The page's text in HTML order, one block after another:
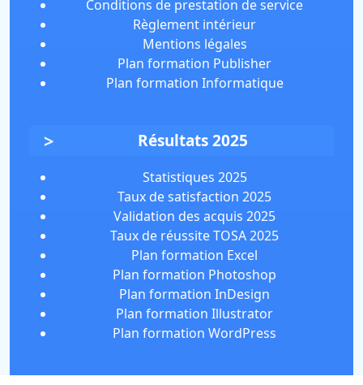
Conditions de prestation de service
Règlement intérieur
Mentions légales
Plan formation Publisher
Plan formation Informatique
Résultats 2025
Statistiques 2025
Taux de satisfaction 2025
Validation des acquis 2025
Taux de réussite TOSA 2025
Plan formation Excel
Plan formation Photoshop
Plan formation InDesign
Plan formation Illustrator
Plan formation WordPress